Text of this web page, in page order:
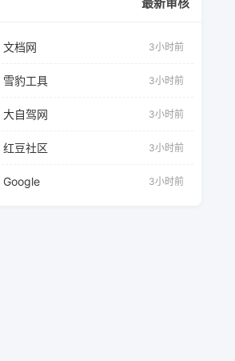
文档网 3小时前
雪豹工具 3小时前
大自驾网 3小时前
红豆社区 3小时前
Google 3小时前